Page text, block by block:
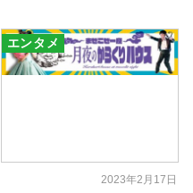
エンタメ
2023年2月17日